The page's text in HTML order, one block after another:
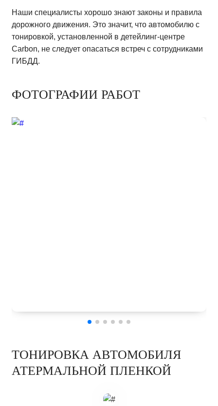
Наши специалисты хорошо знают законы и правила
дорожного движения. Это значит, что автомобилю с
тонировкой, установленной в детейлинг-центре
Carbon, не следует опасаться встреч с сотрудниками
ГИБДД.
ФОТОГРАФИИ РАБОТ
ТОНИРОВКА АВТОМОБИЛЯ
АТЕРМАЛЬНОЙ ПЛЕНКОЙ